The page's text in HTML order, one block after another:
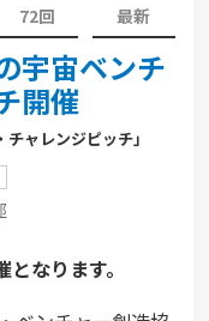
72回 最新
宇宙ベンチ
開催
ャレンジピッチ」
なります。